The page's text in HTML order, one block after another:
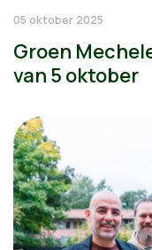
05 oktober 2025
Groen
van 5 oktober